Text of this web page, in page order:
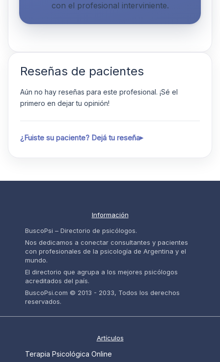
con el profesional interviniente.
Reseñas de pacientes
Aún no hay reseñas para este profesional. ¡Sé el
primero en dejar tu opinión!
¿Fuiste su paciente? Dejá tu reseña
Información
BuscoPsi – Directorio de psicólogos.
Nos dedicamos a conectar consultantes y pacientes
con profesionales de la psicología de Argentina y el
mundo.
El directorio que agrupa a los mejores psicólogos
acreditados del país.
BuscoPsi.com © 2013 - 2033, Todos los derechos
reservados.
Artículos
Terapia Psicológica Online